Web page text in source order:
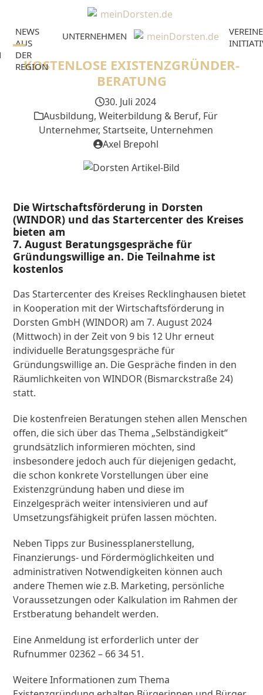
content
NEWS
AUS
DER
REGION
UNTERNEHMEN
Open
Close
KOSTENLOSE EXISTENZGRÜNDER-
BERATUNG
30. Juli 2024
Ausbildung, Weiterbildung & Beruf, Für
Unternehmer, Startseite, Unternehmen
Axel Brepohl
Die Wirtschaftsförderung in Dorsten
(WINDOR) und das Startercenter des Kreises
bieten am
7. August Beratungsgespräche für
Gründungswillige an. Die Teilnahme ist
kostenlos
Das Startercenter des Kreises Recklinghausen bietet
in Kooperation mit der Wirtschaftsförderung in
Dorsten GmbH (WINDOR) am 7. August 2024
(Mittwoch) in der Zeit von 9 bis 12 Uhr erneut
individuelle Beratungsgespräche für
Gründungswillige an. Die Gespräche finden in den
Räumlichkeiten von WINDOR (Bismarckstraße 24)
statt.
Die kostenfreien Beratungen stehen allen Menschen
offen, die sich über das Thema „Selbständigkeit“
grundsätzlich informieren möchten, sind
insbesondere jedoch auch für diejenigen gedacht,
die schon konkrete Vorstellungen über eine
Existenzgründung haben und diese im
Einzelgespräch weiter intensivieren und auf
Umsetzungsfähigkeit prüfen lassen möchten.
Neben Tipps zur Businessplanerstellung,
Finanzierungs- und Fördermöglichkeiten und
administrativen Notwendigkeiten können auch
andere Themen wie z.B. Marketing, persönliche
Voraussetzungen oder Kalkulation im Rahmen der
Erstberatung behandelt werden.
Eine Anmeldung ist erforderlich unter der
Rufnummer 02362 – 66 34 51.
Weitere Informationen zum Thema